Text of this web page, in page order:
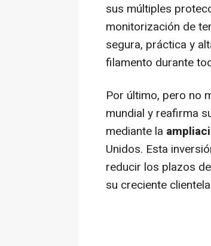
sus múltiples
monitorización de
segura, práctica y
filamento durante
Por último, pero no
mundial y reafirma
mediante la
Unidos. Esta
reducir los plazos
su creciente